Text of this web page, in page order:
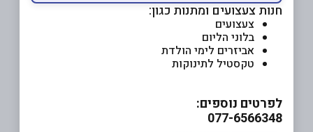
חנות צעצועים ומתנות כגון:
צעצועים
בלוני הליום
אביזרים לימי הולדת
טקסטיל לתינוקות
לפרטים נוספים:
077-6566348